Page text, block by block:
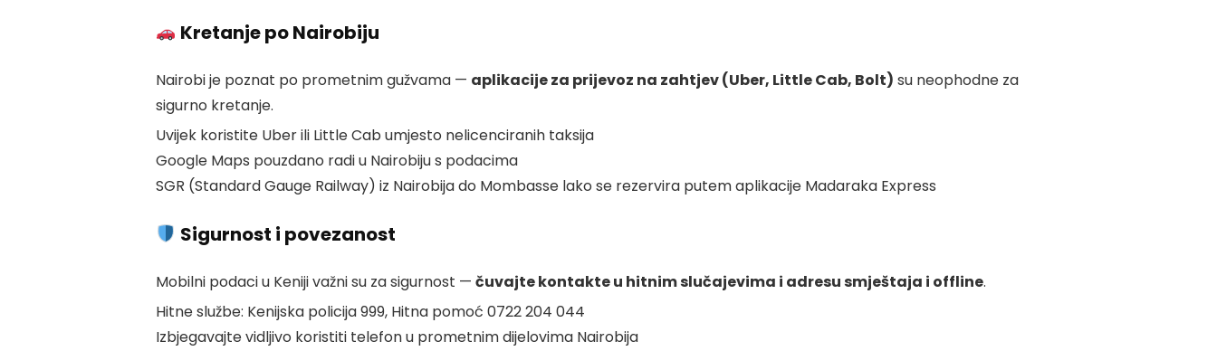
Kretanje po Nairobiju
Nairobi je poznat po prometnim gužvama — aplikacije za prijevoz na zahtjev (Uber, Little Cab, Bolt) su neophodne za
sigurno kretanje.
Uvijek koristite Uber ili Little Cab umjesto nelicenciranih taksija
Google Maps pouzdano radi u Nairobiju s podacima
SGR (Standard Gauge Railway) iz Nairobija do Mombasse lako se rezervira putem aplikacije Madaraka Express
Sigurnost i povezanost
Mobilni podaci u Keniji važni su za sigurnost — čuvajte kontakte u hitnim slučajevima i adresu smještaja i offline.
Hitne službe: Kenijska policija 999, Hitna pomoć 0722 204 044
Izbjegavajte vidljivo koristiti telefon u prometnim dijelovima Nairobija